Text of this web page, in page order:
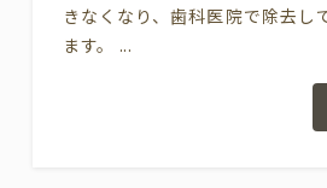
きなくなり、歯科医院で除去し
ます。 ...